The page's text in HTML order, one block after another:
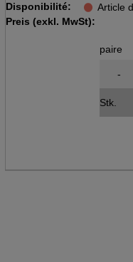
PVC (Vinyl)
bleu,
Disponibilité: Article
Preis (exkl. MwSt):
paire
-
Stk.